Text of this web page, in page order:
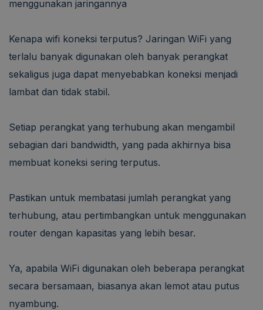
menggunakan jaringannya
Kenapa wifi koneksi terputus? Jaringan WiFi yang
terlalu banyak digunakan oleh banyak perangkat
sekaligus juga dapat menyebabkan koneksi menjadi
lambat dan tidak stabil.
Setiap perangkat yang terhubung akan mengambil
sebagian dari bandwidth, yang pada akhirnya bisa
membuat koneksi sering terputus.
Pastikan untuk membatasi jumlah perangkat yang
terhubung, atau pertimbangkan untuk menggunakan
router dengan kapasitas yang lebih besar.
Ya, apabila WiFi digunakan oleh beberapa perangkat
secara bersamaan, biasanya akan lemot atau putus
nyambung.